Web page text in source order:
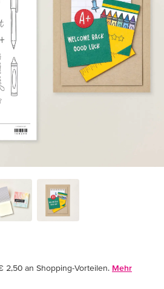
2,50 an Shopping-Vorteilen. Mehr